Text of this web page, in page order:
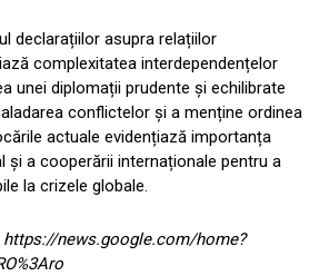
declarațiilor asupra relațiilor
complexitatea interdependențelor
unei diplomații prudente și echilibrate
conflictelor și a menține ordinea
actuale evidențiază importanța
și a cooperării internaționale pentru a
la crizele globale.
news.google.com/home?